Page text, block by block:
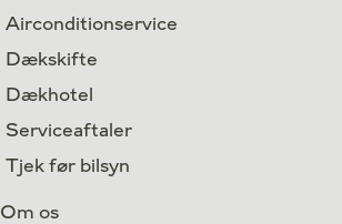
Airconditionservice
Dækskifte
Dækhotel
Serviceaftaler
Tjek før bilsyn
Om os